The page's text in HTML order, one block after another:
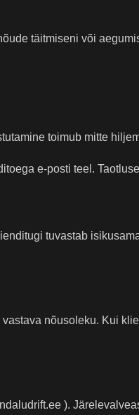
täitmiseni või
toimub mitte
e-posti teel.
tuvastab
nõusoleku. Kui
).